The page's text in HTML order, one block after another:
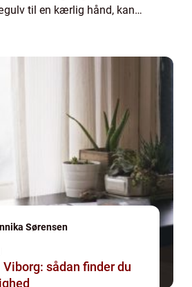
til en kærlig hånd, kan
Sørensen
sådan finder du